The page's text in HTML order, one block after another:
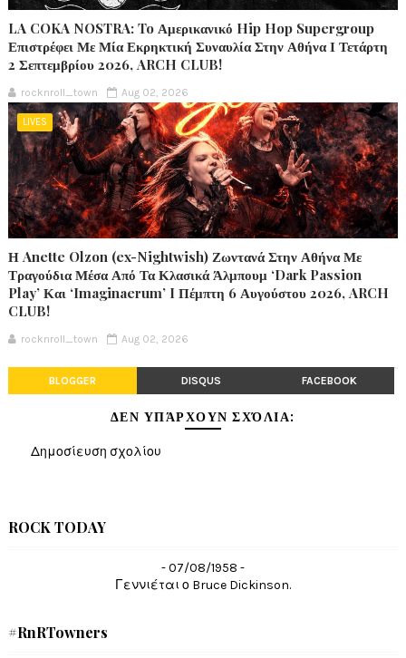
LA COKA NOSTRA: To Αμερικανικό Hip Hop Supergroup
Επιστρέφει Με Μία Εκρηκτική Συναυλία Στην Αθήνα Ι Τετάρτη
2 Σεπτεμβρίου 2026, ARCH CLUB!
rocknroll_town Aug 02, 2026
LIVES
Η Anette Olzon (ex-Nightwish) Ζωντανά Στην Αθήνα Με
Τραγούδια Μέσα Από Τα Κλασικά Άλμπουμ ‘Dark Passion
Play’ Και ‘Imaginaerum’ I Πέμπτη 6 Αυγούστου 2026, ARCH
CLUB!
rocknroll_town Aug 02, 2026
BLOGGER DISQUS FACEBOOK
ΔΕΝ ΥΠΆΡΧΟΥΝ ΣΧΌΛΙΑ:
Δημοσίευση σχολίου
ROCK TODAY
- 07/08/1958 -
Γεννιέται ο Bruce Dickinson.
#RnRTowners